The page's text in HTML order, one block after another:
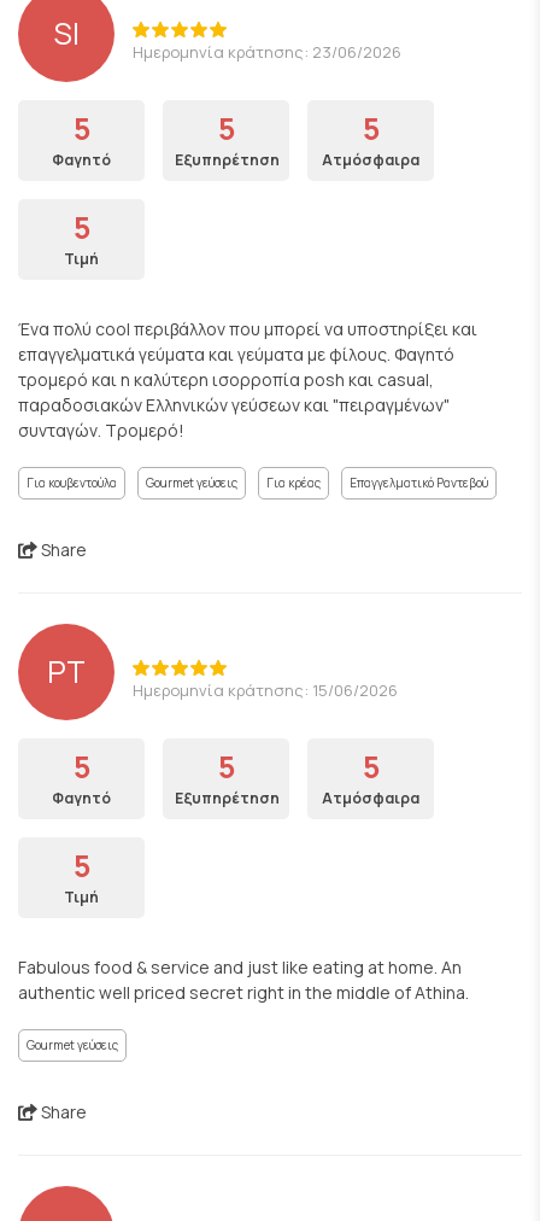
SI Ημερομηνία κράτησης: 23/06/2026
5
Φαγητό
5
Εξυπηρέτηση
5
Ατμόσφαιρα
5
Τιμή
Ένα πολύ cool περιβάλλον που μπορεί να υποστηρίξει και
επαγγελματικά γεύματα και γεύματα με φίλους. Φαγητό
τρομερό και η καλύτερη ισορροπία posh και casual,
παραδοσιακών Ελληνικών γεύσεων και "πειραγμένων"
συνταγών. Τρομερό!
Για κουβεντούλα Gourmet γεύσεις Για κρέας Επαγγελματικό Ραντεβού
Share
PT Ημερομηνία κράτησης: 15/06/2026
5
Φαγητό
5
Εξυπηρέτηση
5
Ατμόσφαιρα
5
Τιμή
Fabulous food & service and just like eating at home. An
authentic well priced secret right in the middle of Athina.
Gourmet γεύσεις
Share